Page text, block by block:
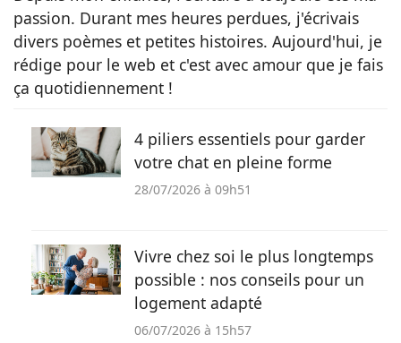
passion. Durant mes heures perdues, j'écrivais
divers poèmes et petites histoires. Aujourd'hui, je
rédige pour le web et c'est avec amour que je fais
ça quotidiennement !
4 piliers essentiels pour garder
votre chat en pleine forme
28/07/2026 à 09h51
Vivre chez soi le plus longtemps
possible : nos conseils pour un
logement adapté
06/07/2026 à 15h57